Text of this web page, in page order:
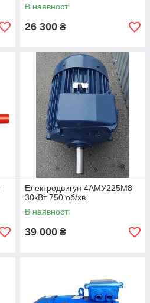
В наявності
26 300 ₴
Електродвигун 4АМУ225М8
30кВт 750 об/хв
В наявності
39 000 ₴